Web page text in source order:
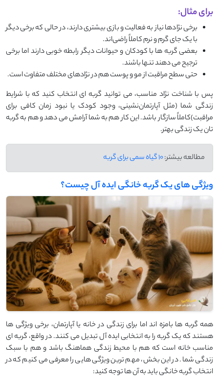
برای مثال:
برخی نژادها نیاز به فعالیت و بازی بیشتری دارند، در حالی که برخی دیگر
با یک جای گرم و نرم کاملاً راضی‌اند.
بعضی گربه‌ ها با کودکان و حیوانات دیگر رابطه خوبی دارند اما برخی
ترجیح می ‌دهند تنها باشند.
حتی سطح مراقبت از مو و پوست هم در نژادهای مختلف متفاوت است.
پس با شناخت نژاد مناسب، می‌ توانید گربه ‌ای انتخاب کنید که با شرایط
زندگی شما (مثل آپارتمان‌نشینی، وجود کودک یا نبود زمان کافی برای
مراقبت)کاملاً سازگار باشد. این کار هم به شما آرامش می ‌دهد و هم به گربه‌
تان یک زندگی بهتر.
مطالعه بیشتر:10 گیاه سمی برای گربه
ویژگی‌ های یک گربه خانگی ایده ‌آل چیست؟
همه گربه ‌ها بامزه ‌اند اما برای زندگی در خانه یا آپارتمان، برخی ویژگی ‌ها
هستند که یک گربه را به انتخابی ایده‌ آل تبدیل می‌ کنند. در واقع، گربه‌ ای
مناسب خانه است که هم با محیط زندگی هماهنگ باشد و هم با سبک
زندگی شما. در این بخش، مهم ‌ترین ویژگی ‌هایی را معرفی می‌ کنیم که در
انتخاب گربه خانگی باید به آن ‌ها توجه کنید: